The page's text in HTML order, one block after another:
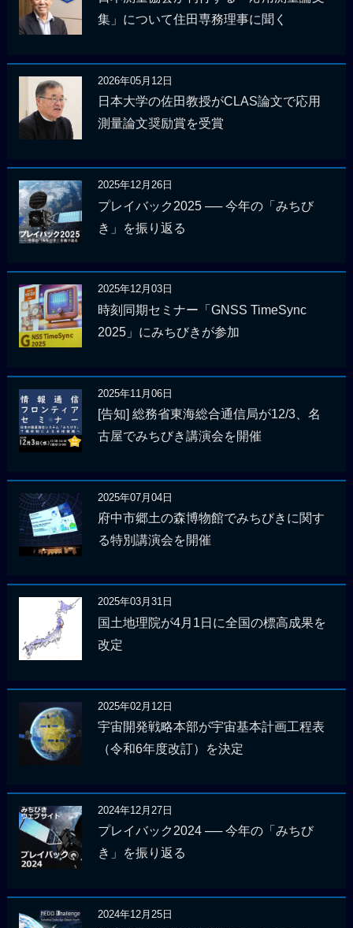
集」について住田専務理事に聞く
2026年05月12日
日本大学の佐田教授がCLAS論文で応用
測量論文奨励賞を受賞
2025年12月26日
プレイバック2025 ── 今年の「みちび
き」を振り返る
2025年12月03日
時刻同期セミナー「GNSS TimeSync
2025」にみちびきが参加
2025年11月06日
[告知] 総務省東海総合通信局が12/3、名
古屋でみちびき講演会を開催
2025年07月04日
府中市郷土の森博物館でみちびきに関す
る特別講演会を開催
2025年03月31日
国土地理院が4月1日に全国の標高成果を
改定
2025年02月12日
宇宙開発戦略本部が宇宙基本計画工程表
（令和6年度改訂）を決定
2024年12月27日
プレイバック2024 ── 今年の「みちび
き」を振り返る
2024年12月25日